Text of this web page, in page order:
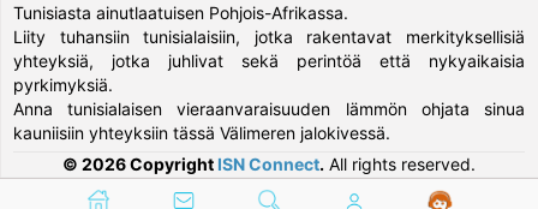
Tunisiasta ainutlaatuisen Pohjois-Afrikassa.
Liity tuhansiin tunisialaisiin, jotka rakentavat merkityksellisiä
yhteyksiä, jotka juhlivat sekä perintöä että nykyaikaisia
pyrkimyksiä.
Anna tunisialaisen vieraanvaraisuuden lämmön ohjata sinua
kauniisiin yhteyksiin tässä Välimeren jalokivessä.
© 2026 Copyright ISN Connect. All rights reserved.